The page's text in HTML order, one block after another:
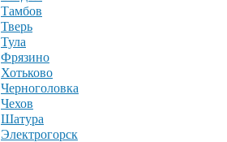
Тамбов
Тверь
Тула
Фрязино
Хотьково
Черноголовка
Чехов
Шатура
Электрогорск